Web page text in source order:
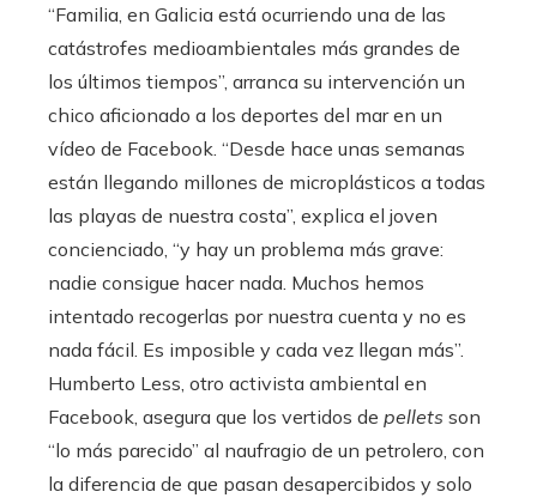
“Familia, en Galicia está ocurriendo una de las
catástrofes medioambientales más grandes de
los últimos tiempos”, arranca su intervención un
chico aficionado a los deportes del mar en un
vídeo de Facebook. “Desde hace unas semanas
están llegando millones de microplásticos a todas
las playas de nuestra costa”, explica el joven
concienciado, “y hay un problema más grave:
nadie consigue hacer nada. Muchos hemos
intentado recogerlas por nuestra cuenta y no es
nada fácil. Es imposible y cada vez llegan más”.
Humberto Less, otro activista ambiental en
Facebook, asegura que los vertidos de pellets son
“lo más parecido” al naufragio de un petrolero, con
la diferencia de que pasan desapercibidos y solo